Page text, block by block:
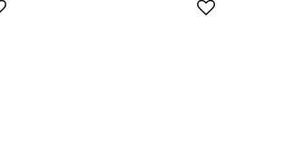
to favorites Add to